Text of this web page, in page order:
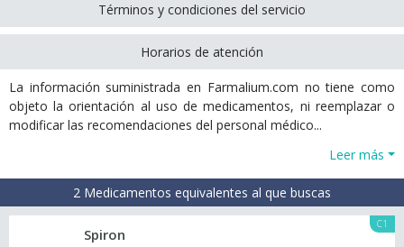
Términos y condiciones del servicio
Horarios de atención
La información suministrada en Farmalium.com no tiene como
objeto la orientación al uso de medicamentos, ni reemplazar o
modificar las recomendaciones del personal médico...
Leer más
2 Medicamentos equivalentes al que buscas
C1
Spiron